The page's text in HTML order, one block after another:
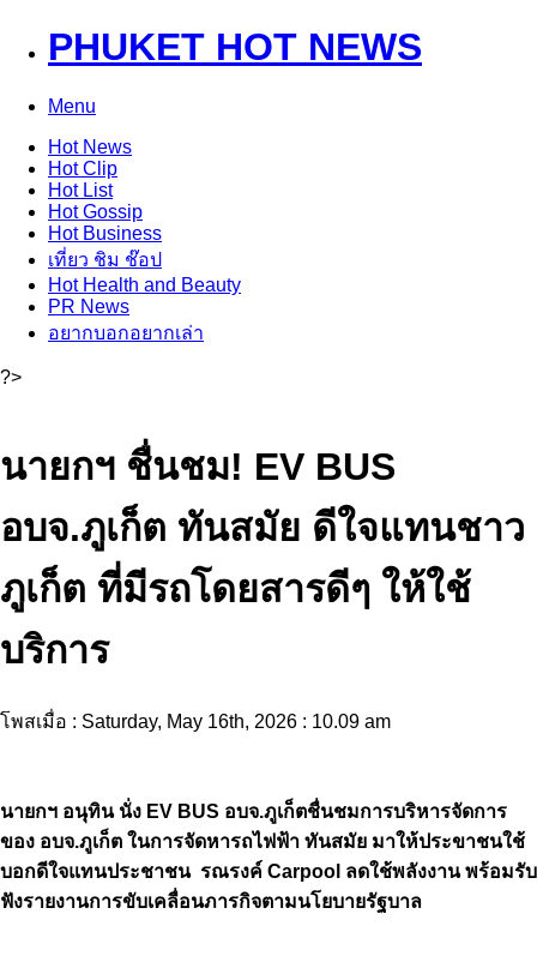
PHUKET HOT NEWS
Menu
HotNews
HotClip
HotList
HotGossip
HotBusiness
เที่ยว ชิม ช๊อป
HotHealth and Beauty
PR News
อยากบอกอยากเล่า
?>
นายกฯ ชื่นชม! EV BUS
อบจ.ภูเก็ต ทันสมัย ดีใจแทนชาว
ภูเก็ต ที่มีรถโดยสารดีๆ ให้ใช้
บริการ
โพสเมื่อ : Saturday, May 16th, 2026 : 10.09 am
นายกฯ อนุทิน นั่ง EV BUS อบจ.ภูเก็ตชื่นชมการบริหารจัดการ
ของ อบจ.ภูเก็ต ในการจัดหารถไฟฟ้า ทันสมัย มาให้ประขาชนใช้
บอกดีใจแทนประชาชน รณรงค์ Carpool ลดใช้พลังงาน พร้อมรับ
ฟังรายงานการขับเคลื่อนภารกิจตามนโยบายรัฐบาล